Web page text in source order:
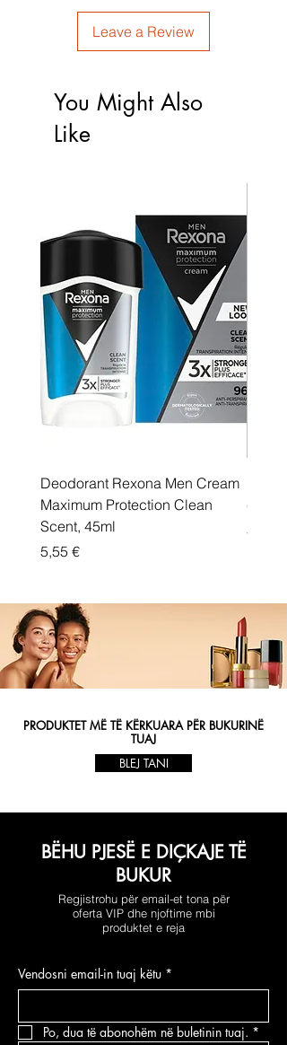
Leave a Review
You Might Also
Like
Deodorant Rexona Men Cream
Maximum Protection Clean
Scent, 45ml
Price
5,55 €
Price
5,55 €
PRODUKTET MË TË KËRKUARA PËR BUKURINË
TUAJ
BLEJ TANI
BËHU PJESË E DIÇKAJE TË
BUKUR
Regjistrohu për email-et tona për
oferta VIP dhe njoftime mbi
produktet e reja
Vendosni email-in tuaj këtu *
Po, dua të abonohëm në buletinin tuaj. *